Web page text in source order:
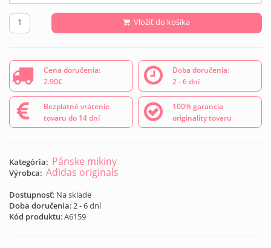
Vložiť do košíka
Cena doručenia:
2.90€
Doba doručenia:
2 - 6 dní
Bezplatné vrátenie
tovaru do 14 dní
100% garancia
originality tovaru
Kategória: Pánske mikiny
Výrobca: Adidas originals
Dostupnosť: Na sklade
Doba doručenia: 2 - 6 dní
Kód produktu:A6159